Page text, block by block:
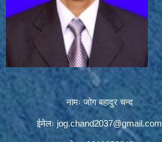
नामः जोग बहादुर चन्द
ईमेलः jog.chand2037@gmail.com